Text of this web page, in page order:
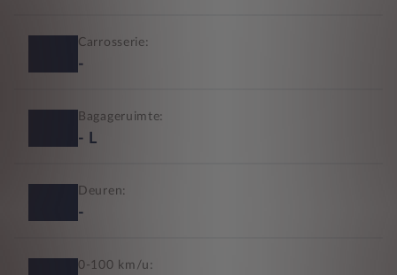
Carrosserie:
-
Bagageruimte:
- L
Deuren:
-
0-100 km/u: